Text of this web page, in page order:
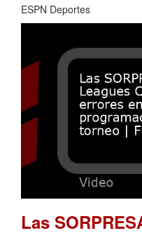
ESPN Deportes
Las